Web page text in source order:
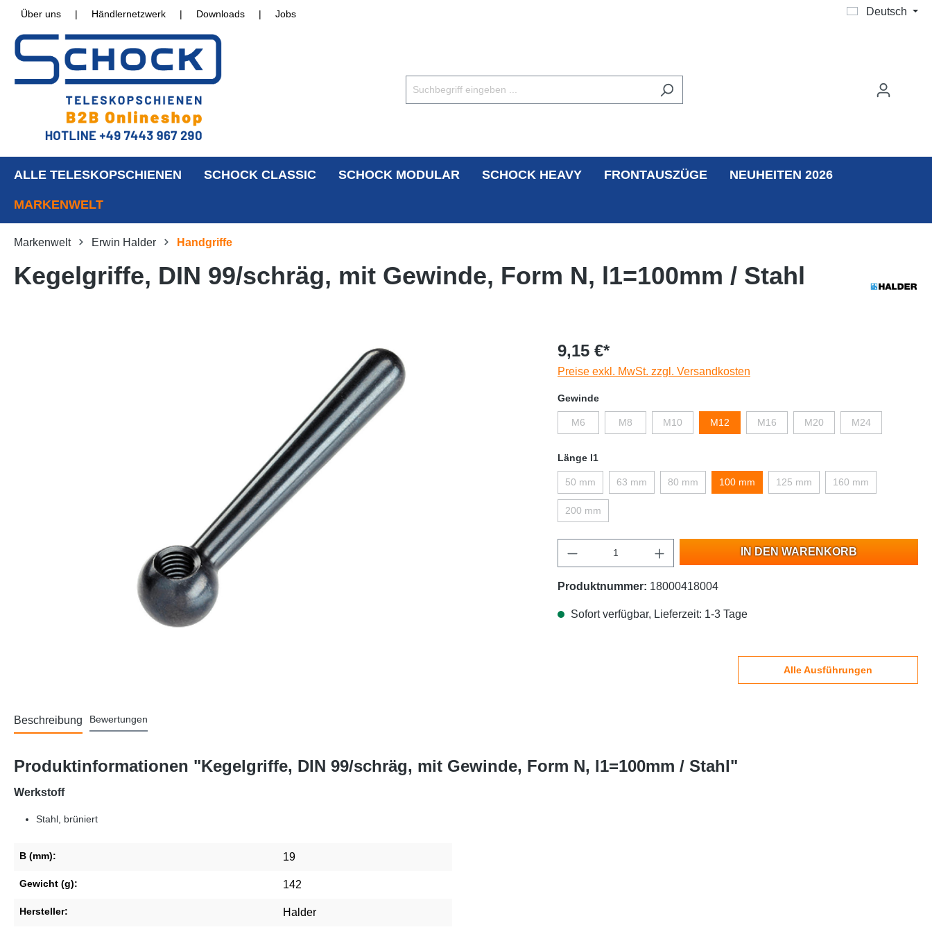
Über uns | Händlernetzwerk | Downloads | Jobs Deutsch
ALLE TELESKOPSCHIENEN SCHOCK CLASSIC SCHOCK MODULAR SCHOCK HEAVY FRONTAUSZÜGE NEUHEITEN 2026
MARKENWELT
Markenwelt Erwin Halder Handgriffe
Kegelgriffe, DIN 99/schräg, mit Gewinde, Form N, l1=100mm / Stahl
9,15 €*
Preise exkl. MwSt. zzgl. Versandkosten
Gewinde
M6 M8 M10 M12 M16 M20 M24
Länge l1
50 mm 63 mm 80 mm 100 mm 125 mm 160 mm
200 mm
IN DEN WARENKORB
Produktnummer: 18000418004
Sofort verfügbar, Lieferzeit: 1-3 Tage
Alle Ausführungen
Beschreibung Bewertungen
Produktinformationen "Kegelgriffe, DIN 99/schräg, mit Gewinde, Form N, l1=100mm / Stahl"
Werkstoff
Stahl, brüniert
B (mm): 19
Gewicht (g): 142
Hersteller: Halder